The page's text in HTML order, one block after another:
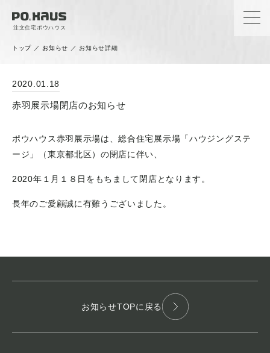
注文住宅ポウハウス
トップ ／ お知らせ ／ お知らせ詳細
News
お知らせ
2020.01.18
赤羽展示場閉店のお知らせ
ポウハウス赤羽展示場は、総合住宅展示場「ハウジングステ
ージ」（東京都北区）の閉店に伴い、
2020年１月１８日をもちまして閉店となります。
長年のご愛顧誠に有難うございました。
お知らせTOPに戻る